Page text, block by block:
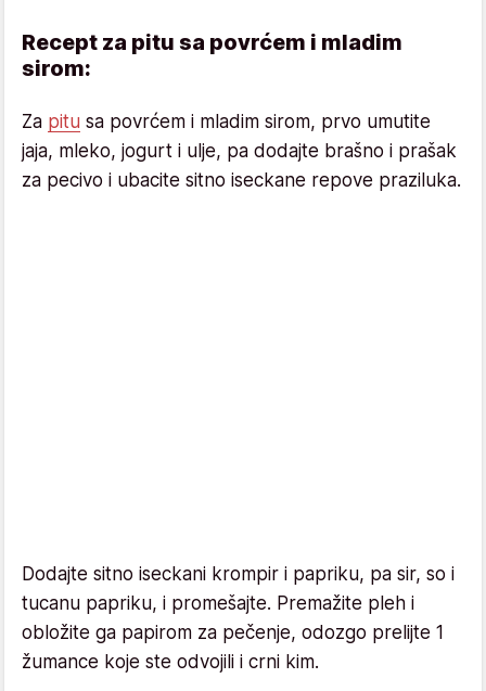
Recept za pitu sa povrćem i mladim
sirom:
Za pitu sa povrćem i mladim sirom, prvo umutite
jaja, mleko, jogurt i ulje, pa dodajte brašno i prašak
za pecivo i ubacite sitno iseckane repove praziluka.
Dodajte sitno iseckani krompir i papriku, pa sir, so i
tucanu papriku, i promešajte. Premažite pleh i
obložite ga papirom za pečenje, odozgo prelijte 1
žumance koje ste odvojili i crni kim.